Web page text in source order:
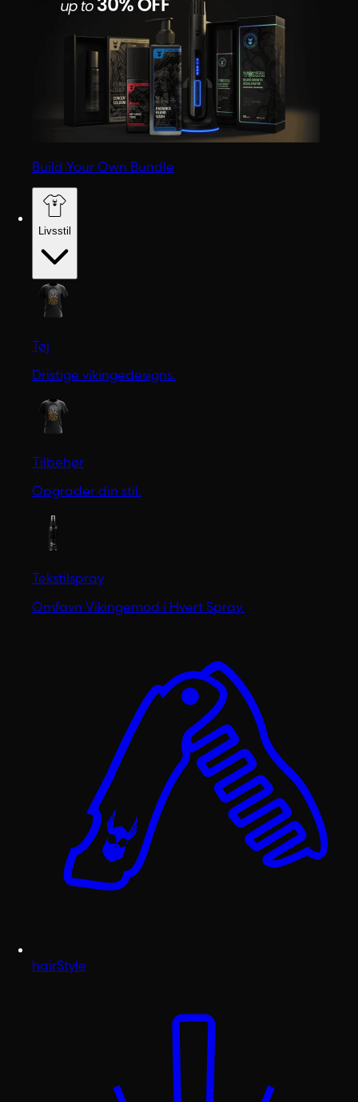
Build Your Own Bundle
Livsstil
Tøj
Dristige vikingedesigns.
Tilbehør
Opgrader din stil.
Tekstilspray
Omfavn Vikingemod i Hvert Spray.
hairStyle